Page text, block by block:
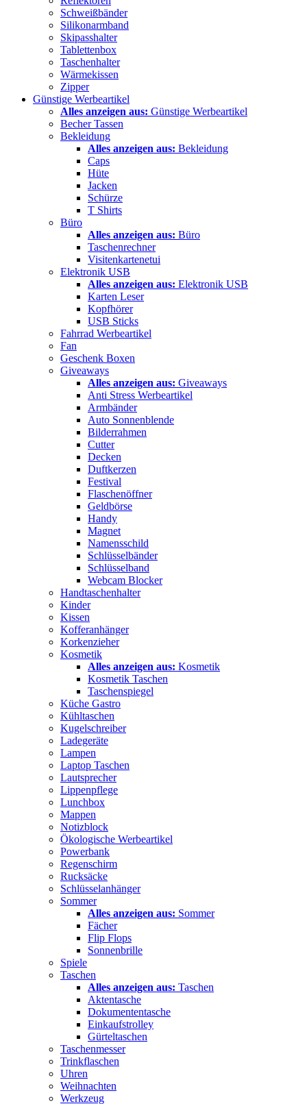
Schweißbänder
Silikonarmband
Skipasshalter
Tablettenbox
Taschenhalter
Wärmekissen
Zipper
Günstige Werbeartikel
Alles anzeigen aus: Günstige Werbeartikel
Becher Tassen
Bekleidung
Alles anzeigen aus: Bekleidung
Caps
Hüte
Jacken
Schürze
T Shirts
Büro
Alles anzeigen aus: Büro
Taschenrechner
Visitenkartenetui
Elektronik USB
Alles anzeigen aus: Elektronik USB
Karten Leser
Kopfhörer
USB Sticks
Fahrrad Werbeartikel
Fan
Geschenk Boxen
Giveaways
Alles anzeigen aus: Giveaways
Anti Stress Werbeartikel
Armbänder
Auto Sonnenblende
Bilderrahmen
Cutter
Decken
Duftkerzen
Festival
Flaschenöffner
Geldbörse
Handy
Magnet
Namensschild
Schlüsselbänder
Schlüsselband
Webcam Blocker
Handtaschenhalter
Kinder
Kissen
Kofferanhänger
Korkenzieher
Kosmetik
Alles anzeigen aus: Kosmetik
Kosmetik Taschen
Taschenspiegel
Küche Gastro
Kühltaschen
Kugelschreiber
Ladegeräte
Lampen
Laptop Taschen
Lautsprecher
Lippenpflege
Lunchbox
Mappen
Notizblock
Ökologische Werbeartikel
Powerbank
Regenschirm
Rucksäcke
Schlüsselanhänger
Sommer
Alles anzeigen aus: Sommer
Fächer
Flip Flops
Sonnenbrille
Spiele
Taschen
Alles anzeigen aus: Taschen
Aktentasche
Dokumententasche
Einkaufstrolley
Gürteltaschen
Taschenmesser
Trinkflaschen
Uhren
Weihnachten
Werkzeug